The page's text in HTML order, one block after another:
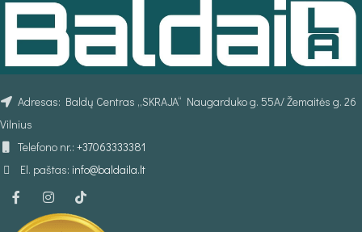
Adresas: Baldų Centras „SKRAJA“ Naugarduko g. 55A/ Žemaitės g. 26
Vilnius
Telefono nr.: +37063333381
El. paštas: info@baldaila.lt